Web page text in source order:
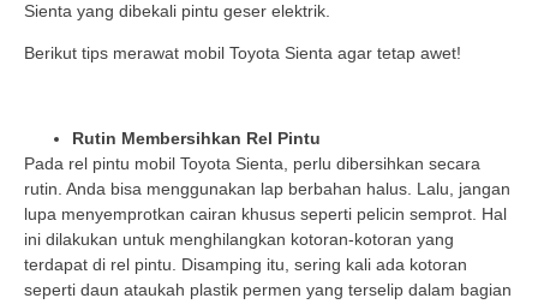
Sienta yang dibekali pintu geser elektrik.
Berikut tips merawat mobil Toyota Sienta agar tetap awet!
Rutin Membersihkan Rel Pintu
Pada rel pintu mobil Toyota Sienta, perlu dibersihkan secara
rutin. Anda bisa menggunakan lap berbahan halus. Lalu, jangan
lupa menyemprotkan cairan khusus seperti pelicin semprot. Hal
ini dilakukan untuk menghilangkan kotoran-kotoran yang
terdapat di rel pintu. Disamping itu, sering kali ada kotoran
seperti daun ataukah plastik permen yang terselip dalam bagian